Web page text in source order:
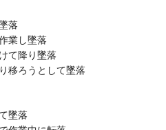
落
業し墜落
て降り墜落
移ろうとして墜落
墜落